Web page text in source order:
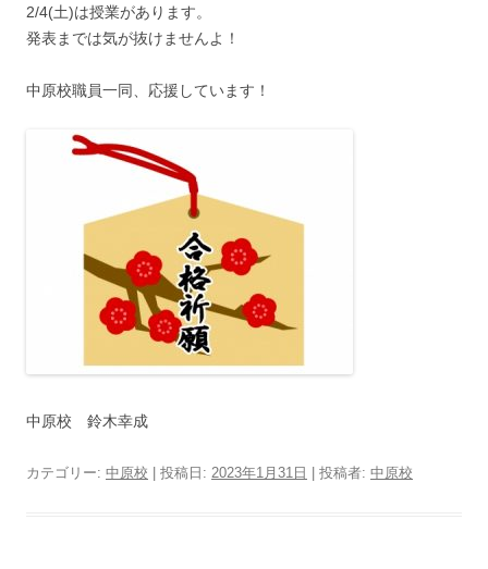
2/4(土)は授業があります。
発表までは気が抜けませんよ！
中原校職員一同、応援しています！
中原校 鈴木幸成
カテゴリー: 中原校 | 投稿日: 2023年1月31日 投稿者: 中原校